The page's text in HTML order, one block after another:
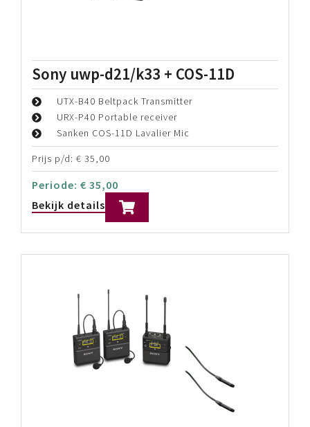
Sony uwp-d21/k33 + COS-11D
UTX-B40 Beltpack Transmitter
URX-P40 Portable receiver
Sanken COS-11D Lavalier Mic
Prijs p/d: € 35,00
Periode: € 35,00
Bekijk details